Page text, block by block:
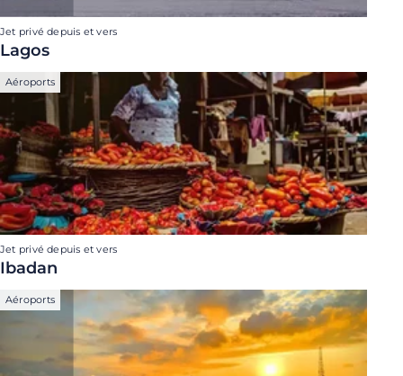
Jet privé depuis et vers
Lagos
Aéroports
Jet privé depuis et vers
Ibadan
Aéroports